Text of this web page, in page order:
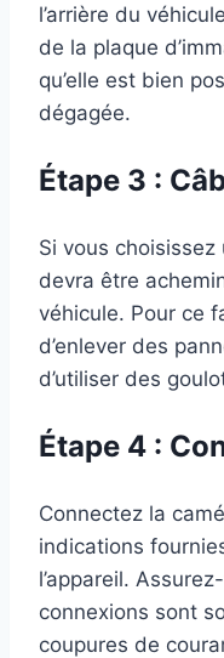
l’arrière du
de la plaque
qu’elle est bien
dégagée.
Étape 3 :
Si vous
devra être
véhicule. Pour ce
d’enlever des
d’utiliser des
Étape 4 :
Connectez la
indications
l’appareil.
connexions sont
coupures de